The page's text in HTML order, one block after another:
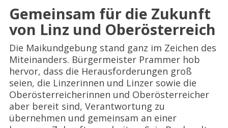
Gemeinsam für die Zukunft
von Linz und Oberösterreich
Die Maikundgebung stand ganz im Zeichen des
Miteinanders. Bürgermeister Prammer hob
hervor, dass die Herausforderungen groß
seien, die Linzerinnen und Linzer sowie die
Oberösterreicherinnen und Oberösterreicher
aber bereit sind, Verantwortung zu
übernehmen und gemeinsam an einer